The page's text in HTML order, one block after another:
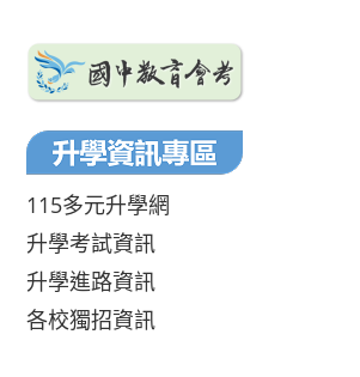
115多元升學網
升學考試資訊
升學進路資訊
各校獨招資訊